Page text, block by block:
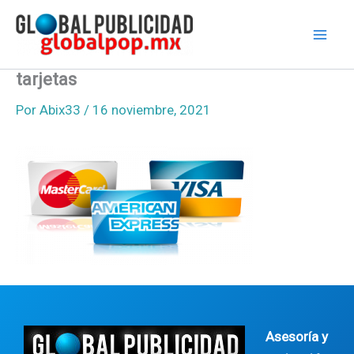
contenido
tarjetas
Por Abix33 / 16 noviembre, 2021
Asesoría y